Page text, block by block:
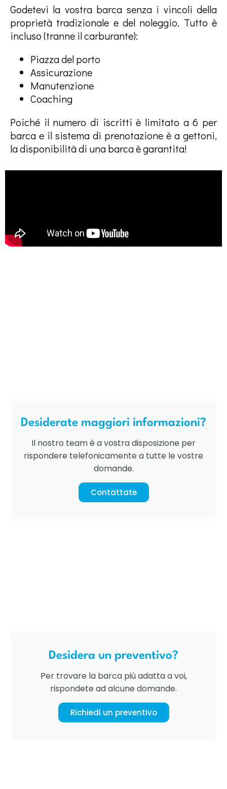
Godetevi la vostra barca senza i vincoli della
proprietà tradizionale e del noleggio. Tutto è
incluso (tranne il carburante):
Piazza del porto
Assicurazione
Manutenzione
Coaching
Poiché il numero di iscritti è limitato a 6 per
barca e il sistema di prenotazione è a gettoni,
la disponibilità di una barca è garantita!
Desiderate maggiori informazioni?
Il nostro team è a vostra disposizione per
rispondere telefonicamente a tutte le vostre
domande.
Contattate
Desidera un preventivo?
Per trovare la barca più adatta a voi,
rispondete ad alcune domande.
Richiedi un preventivo